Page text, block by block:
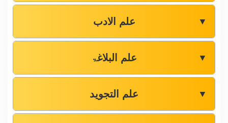
علم الادب ▼
علم البلاغۃ ▼
علم التجوید ▼